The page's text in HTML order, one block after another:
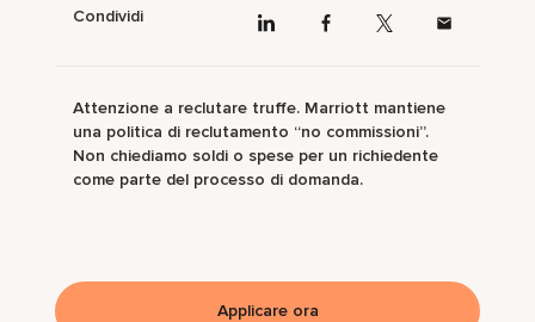
Condividi
Attenzione a reclutare truffe. Marriott mantiene
una politica di reclutamento “no commissioni”.
Non chiediamo soldi o spese per un richiedente
come parte del processo di domanda.
Applicare ora